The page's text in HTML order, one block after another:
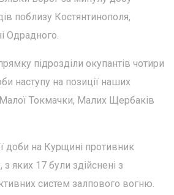
поблизу Костянтинополя,
Одрадного.
підрозділи окупантів чотири
наступу на позиції наших
Токмачки, Малих Щербаків
доби на Курщині противник
з яких 17 були здійснені з
систем залпового вогню.